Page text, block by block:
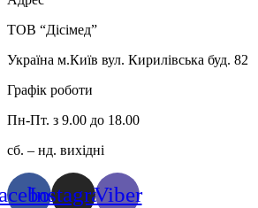
ТОВ “Дісімед”
Україна м.Київ вул. Кирилівська буд. 82
Графік роботи
Пн-Пт. з 9.00 до 18.00
сб. – нд. вихідні
InstagramViber